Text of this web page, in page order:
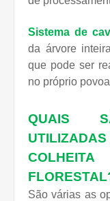
Sistema de
da árvore
que pode ser
no próprio
QUAIS
São várias as